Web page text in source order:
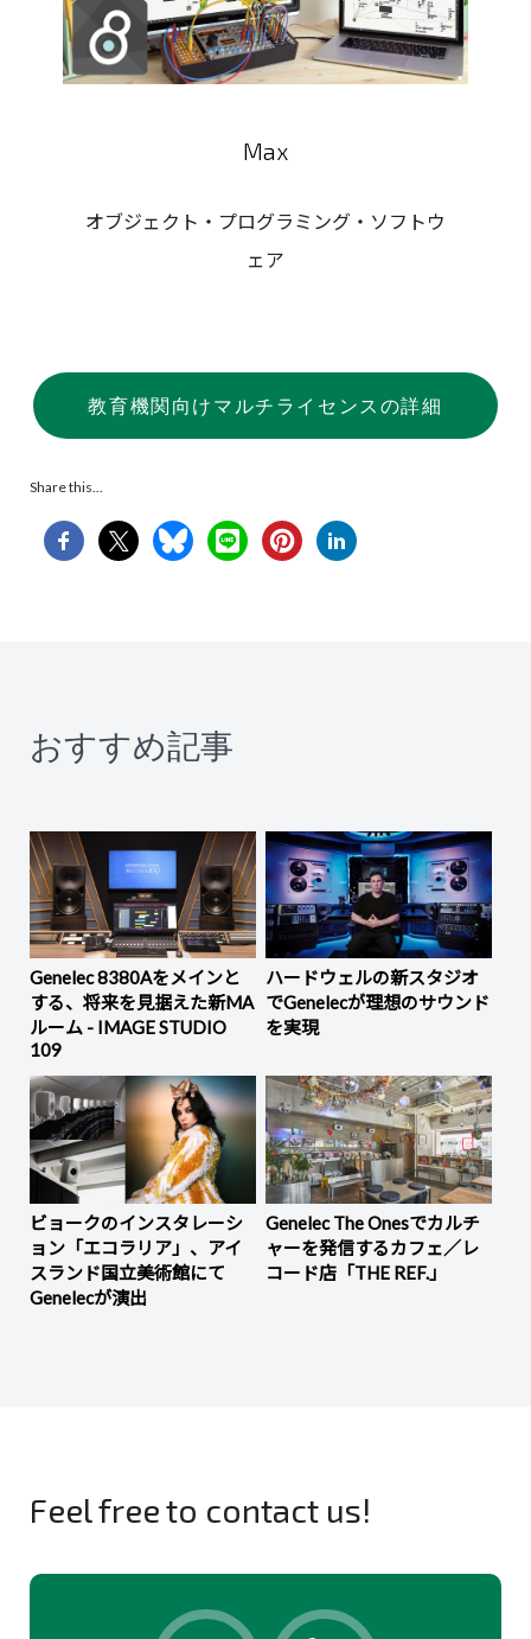
Max
オブジェクト・プログラミング・ソフトウ
ェア
教育機関向けマルチライセンスの詳細
Share this...
おすすめ記事
Genelec 8380Aをメインと
する、将来を見据えた新MA
ルーム - IMAGE STUDIO
109
ハードウェルの新スタジオ
でGenelecが理想のサウンド
を実現
ビョークのインスタレーシ
ョン「エコラリア」、アイ
スランド国立美術館にて
Genelecが演出
Genelec The Onesでカルチ
ャーを発信するカフェ／レ
コード店「THE REF.」
Feel free to contact us!